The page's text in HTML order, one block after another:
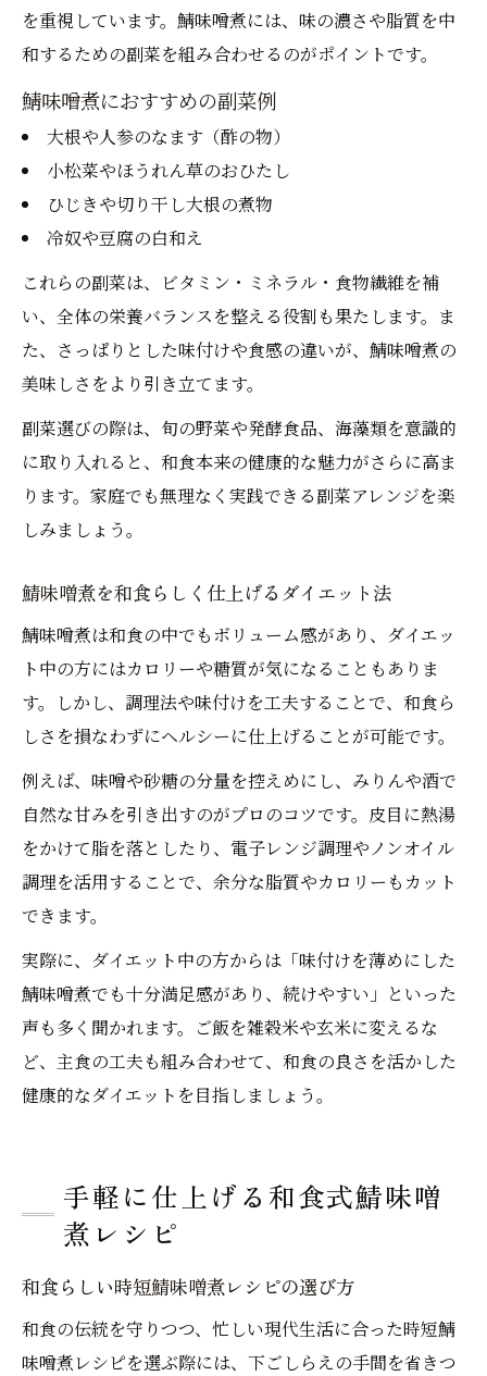
を重視しています。鯖味噌煮には、味の濃さや脂質を中
和するための副菜を組み合わせるのがポイントです。
鯖味噌煮におすすめの副菜例
大根や人参のなます（酢の物）
小松菜やほうれん草のおひたし
ひじきや切り干し大根の煮物
冷奴や豆腐の白和え
これらの副菜は、ビタミン・ミネラル・食物繊維を補
い、全体の栄養バランスを整える役割も果たします。ま
た、さっぱりとした味付けや食感の違いが、鯖味噌煮の
美味しさをより引き立てます。
副菜選びの際は、旬の野菜や発酵食品、海藻類を意識的
に取り入れると、和食本来の健康的な魅力がさらに高ま
ります。家庭でも無理なく実践できる副菜アレンジを楽
しみましょう。
鯖味噌煮を和食らしく仕上げるダイエット法
鯖味噌煮は和食の中でもボリューム感があり、ダイエッ
ト中の方にはカロリーや糖質が気になることもありま
す。しかし、調理法や味付けを工夫することで、和食ら
しさを損なわずにヘルシーに仕上げることが可能です。
例えば、味噌や砂糖の分量を控えめにし、みりんや酒で
自然な甘みを引き出すのがプロのコツです。皮目に熱湯
をかけて脂を落としたり、電子レンジ調理やノンオイル
調理を活用することで、余分な脂質やカロリーもカット
できます。
実際に、ダイエット中の方からは「味付けを薄めにした
鯖味噌煮でも十分満足感があり、続けやすい」といった
声も多く聞かれます。ご飯を雑穀米や玄米に変えるな
ど、主食の工夫も組み合わせて、和食の良さを活かした
健康的なダイエットを目指しましょう。
手軽に仕上げる和食式鯖味噌
煮レシピ
和食らしい時短鯖味噌煮レシピの選び方
和食の伝統を守りつつ、忙しい現代生活に合った時短鯖
味噌煮レシピを選ぶ際には、下ごしらえの手間を省きつ